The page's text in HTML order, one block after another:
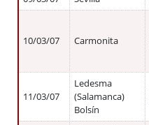
10/03/07 Carmonita
11/03/07
Ledesma
(Salamanca)
Bolsín